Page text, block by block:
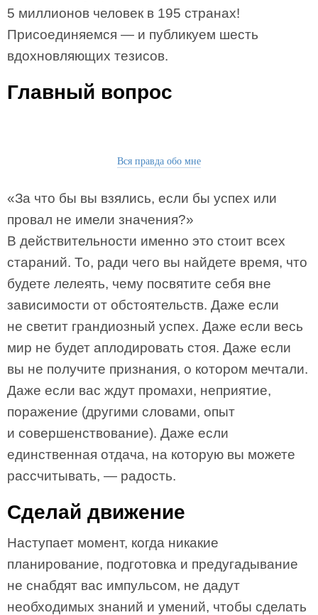
5 миллионов человек в 195 странах!
Присоединяемся — и публикуем шесть
вдохновляющих тезисов.
Главный вопрос
Вся правда обо мне
«За что бы вы взялись, если бы успех или
провал не имели значения?»
В действительности именно это стоит всех
стараний. То, ради чего вы найдете время, что
будете лелеять, чему посвятите себя вне
зависимости от обстоятельств. Даже если
не светит грандиозный успех. Даже если весь
мир не будет аплодировать стоя. Даже если
вы не получите признания, о котором мечтали.
Даже если вас ждут промахи, неприятие,
поражение (другими словами, опыт
и совершенствование). Даже если
единственная отдача, на которую вы можете
рассчитывать, — радость.
Сделай движение
Наступает момент, когда никакие
планирование, подготовка и предугадывание
не снабдят вас импульсом, не дадут
необходимых знаний и умений, чтобы сделать